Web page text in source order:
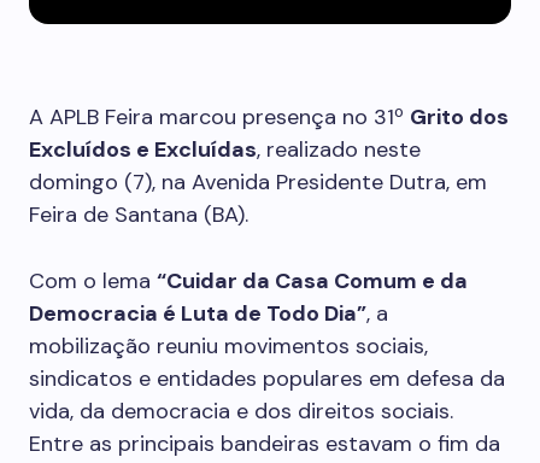
A APLB Feira marcou presença no 31º Grito dos
Excluídos e Excluídas, realizado neste
domingo (7), na Avenida Presidente Dutra, em
Feira de Santana (BA).
Com o lema “Cuidar da Casa Comum e da
Democracia é Luta de Todo Dia”, a
mobilização reuniu movimentos sociais,
sindicatos e entidades populares em defesa da
vida, da democracia e dos direitos sociais.
Entre as principais bandeiras estavam o fim da